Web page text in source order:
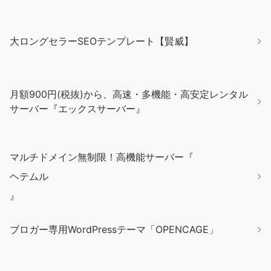
大ロングセラーSEOテンプレート【賢威】
月額900円(税抜)から、高速・多機能・高安定レンタル
サーバー『エックスサーバー』
マルチドメイン無制限！高機能サーバー『
ヘテムル
』
ブロガー専用WordPressテーマ「OPENCAGE」